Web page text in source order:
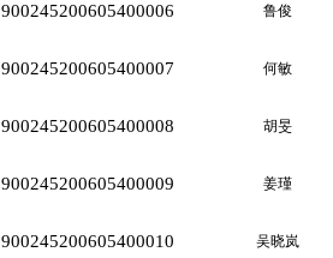
900245200605400006 鲁俊
900245200605400007 何敏
900245200605400008 胡旻
900245200605400009 姜瑾
900245200605400010 吴晓岚